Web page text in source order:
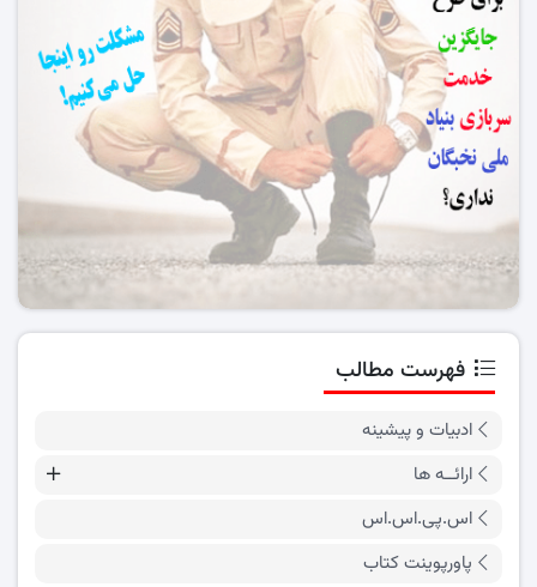
فهرست مطالب
ادبیات و پیشینه
ارائــه ها
اس.پی.اس.اس
پاورپوینت کتاب